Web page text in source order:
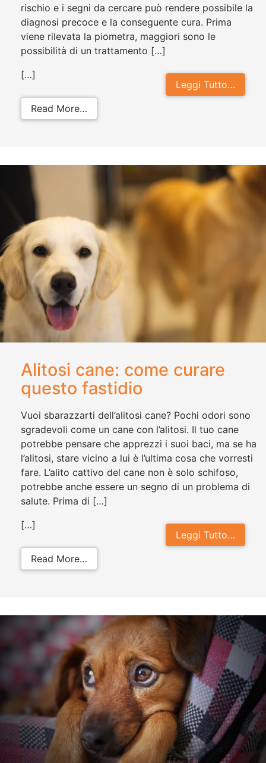
rischio e i segni da cercare può rendere possibile la
diagnosi precoce e la conseguente cura. Prima
viene rilevata la piometra, maggiori sono le
possibilità di un trattamento […]
Leggi Tutto…
[…]
Read More…
Alitosi cane: come curare
questo fastidio
Vuoi sbarazzarti dell’alitosi cane? Pochi odori sono
sgradevoli come un cane con l’alitosi. Il tuo cane
potrebbe pensare che apprezzi i suoi baci, ma se ha
l’alitosi, stare vicino a lui è l’ultima cosa che vorresti
fare. L’alito cattivo del cane non è solo schifoso,
potrebbe anche essere un segno di un problema di
salute. Prima di […]
Leggi Tutto…
[…]
Read More…